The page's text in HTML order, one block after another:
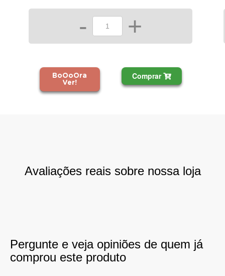
- +
BoOoOra
Ver!
Comprar
Avaliações reais sobre nossa loja
Pergunte e veja opiniões de quem já
comprou este produto